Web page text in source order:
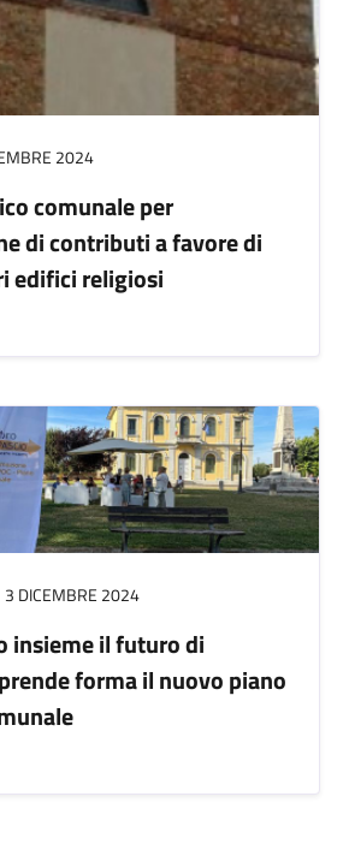
2024
comunale per
di contributi a favore di
edifici religiosi
3 DICEMBRE 2024
insieme il futuro di
forma il nuovo piano